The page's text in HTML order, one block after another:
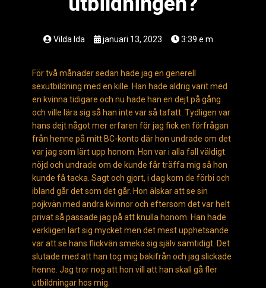
Vilda Ida januari 13, 2023 3:39 e m
För två månader sedan hade jag en generell
sexutbildning med en kille. Han hade aldrig varit med
en kvinna tidigare och nu hade han en dejt på gång
och ville lära sig så han inte var så tafatt. Tydligen var
hans dejt något mer erfaren för jag fick en förfrågan
från henne på mitt BC-konto där hon undrade om det
var jag som lärt upp honom. Hon var i alla fall väldigt
nöjd och undrade om de kunde får träffa mig så hon
kunde få tacka. Sagt och gjort, i dag kom de förbi och
ibland går det som det går. Hon älskar att se sin
pojkvän med andra kvinnor och eftersom det var helt
privat så passade jag på att knulla honom. Han hade
verkligen lärt sig mycket men det mest upphetsande
var att se hans flickvän smeka sig själv samtidigt. Det
slutade med att han tog mig bakifrån och jag slickade
henne. Jag tror nog att hon vill att han skall gå fler
utbildningar hos mig.